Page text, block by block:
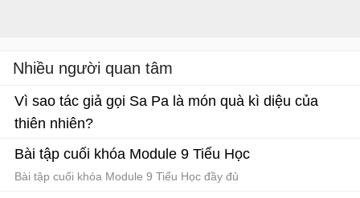
Nhiều người quan tâm
Vì sao tác giả gọi Sa Pa là món quà kì diệu của
thiên nhiên?
Ôn tập tiếng Việt lớp 4
Bài tập cuối khóa Module 9 Tiểu Học
Bài tập cuối khóa Module 9 Tiểu Học đầy đủ